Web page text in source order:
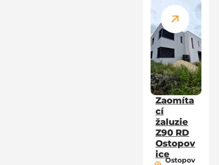
Zaomíta
cí
žaluzie
Z90 RD
Ostopov
ice
Ostopov